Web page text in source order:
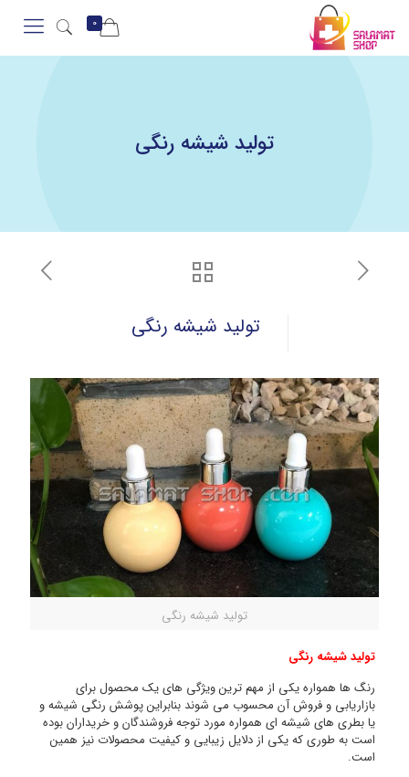
0
تولید شیشه رنگی
تولید شیشه رنگی
تولید شیشه رنگی
تولید شیشه رنگی
رنگ ها همواره یکی از مهم ترین ویژگی های یک محصول برای
بازاریابی و فروش آن محسوب می شوند بنابراین پوشش رنگی شیشه و
یا بطری های شیشه ای همواره مورد توجه فروشندگان و خریداران بوده
است به طوری که یکی از دلایل زیبایی و کیفیت محصولات نیز همین
است.